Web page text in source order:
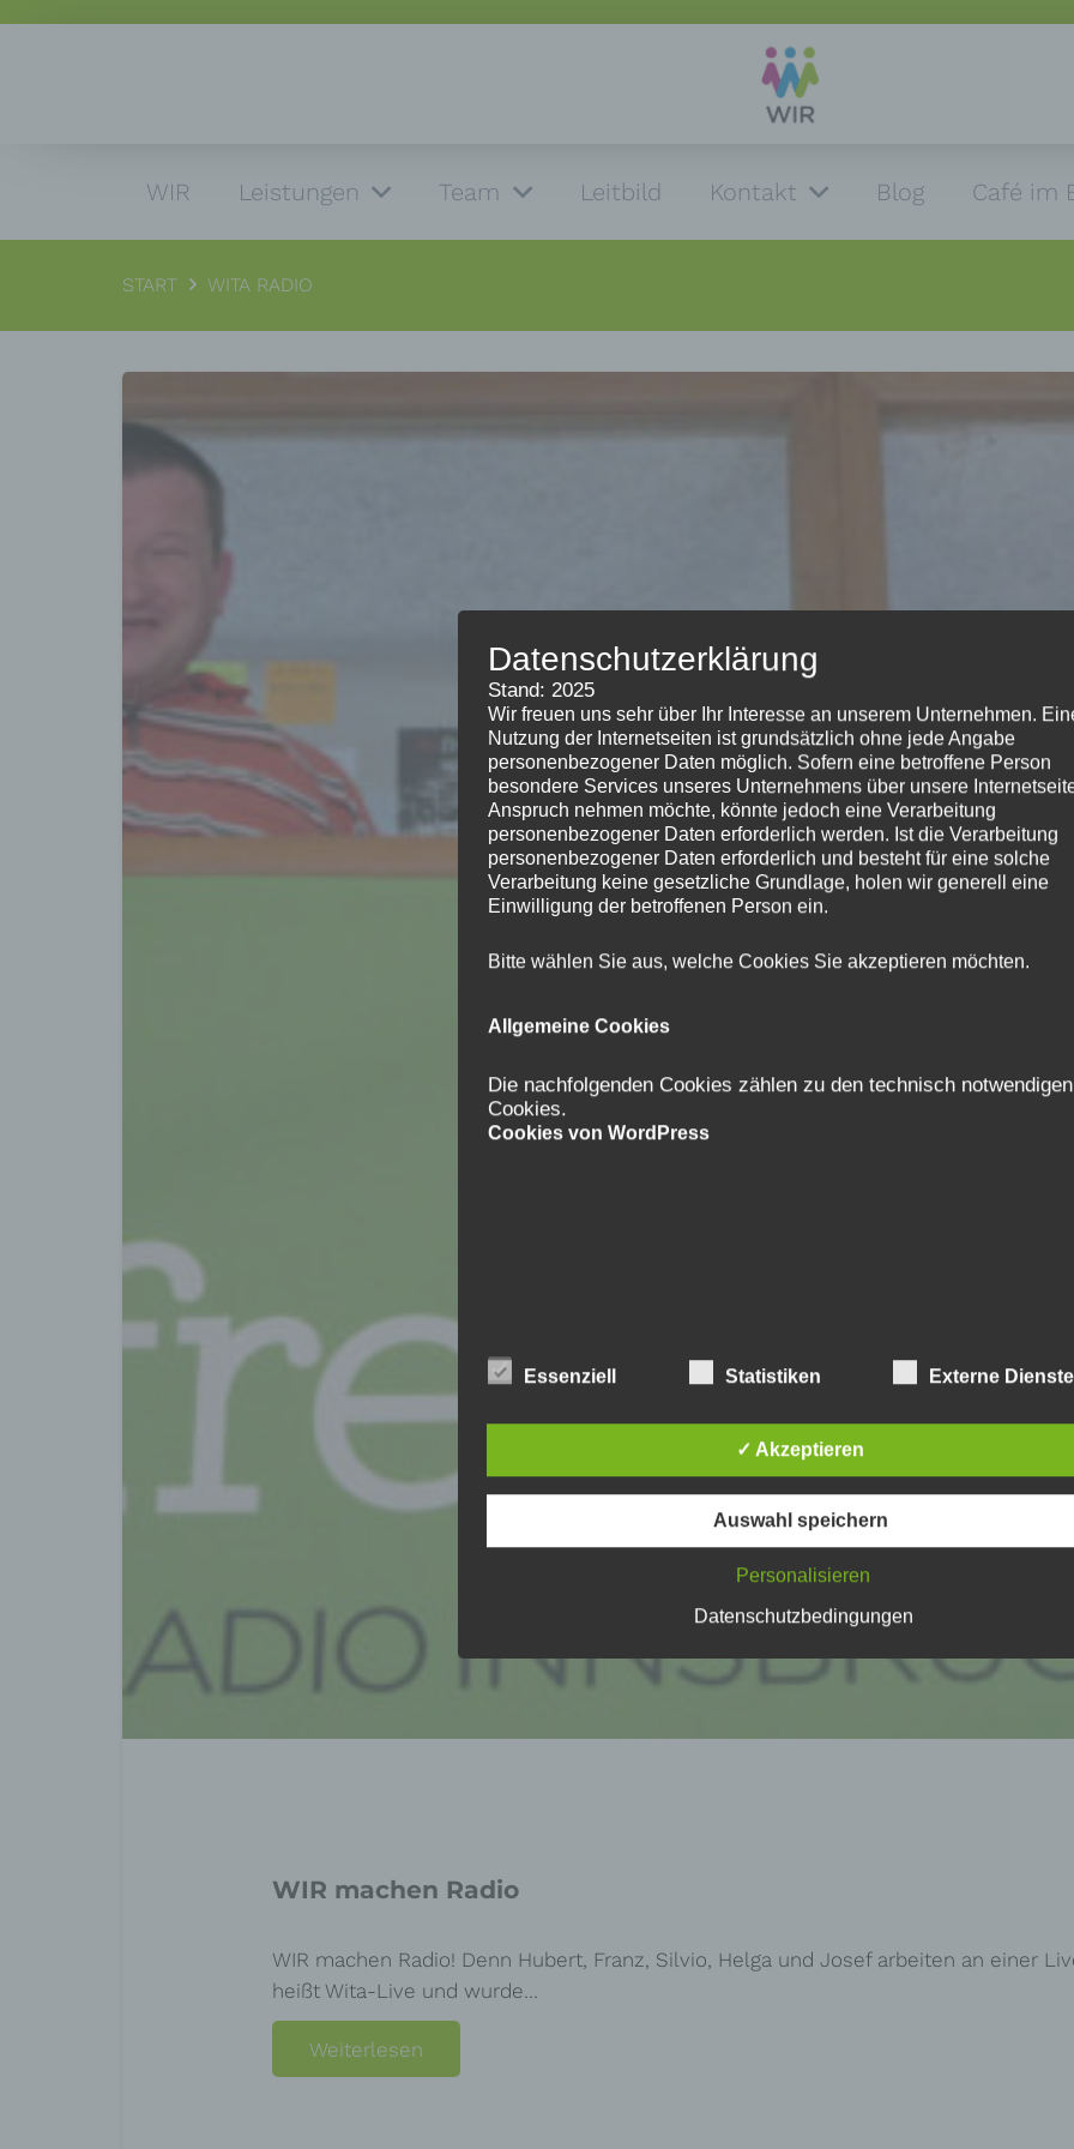
WIR Leistungen Team Leitbild Kontakt Blog Café im
START WITA RADIO
WIR machen Radio
WIR machen Radio! Denn Hubert, Franz, Silvio, Helga und Josef arbeiten an einer
heißt Wita-Live und wurde…
Weiterlesen
Datenschutzerklärung
Stand: 2025
Wir freuen uns sehr über Ihr Interesse an unserem Unternehmen.
Nutzung der Internetseiten ist grundsätzlich ohne jede Angabe
personenbezogener Daten möglich. Sofern eine betroffene Person
besondere Services unseres Unternehmens über unsere
Anspruch nehmen möchte, könnte jedoch eine Verarbeitung
personenbezogener Daten erforderlich werden. Ist die Verarbeitung
personenbezogener Daten erforderlich und besteht für eine solche
Verarbeitung keine gesetzliche Grundlage, holen wir generell eine
Einwilligung der betroffenen Person ein.
Bitte wählen Sie aus, welche Cookies Sie akzeptieren möchten.
Allgemeine Cookies
Die nachfolgenden Cookies zählen zu den technisch notwendigen
Cookies.
Cookies von WordPress
Essenziell Statistiken Externe Dienste
✓ Akzeptieren
Auswahl speichern
Personalisieren
Datenschutzbedingungen